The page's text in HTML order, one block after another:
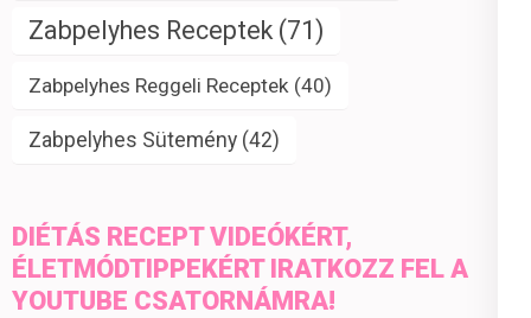
Zabpelyhes Receptek (71)
Zabpelyhes Reggeli Receptek (40)
Zabpelyhes Sütemény (42)
DIÉTÁS RECEPT VIDEÓKÉRT,
ÉLETMÓDTIPPEKÉRT IRATKOZZ FEL A
YOUTUBE CSATORNÁMRA!